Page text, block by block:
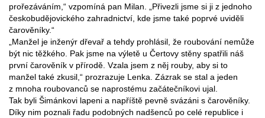
prořezáváním,“ vzpomíná pan Milan. „Přivezli jsme si ji z jednoho
českobudějovického zahradnictví, kde jsme také poprvé uviděli
čarověníky.“
„Manžel je inženýr dřevař a tehdy prohlásil, že roubování nemůže
být nic těžkého. Pak jsme na výletě u Čertovy stěny spatřili náš
první čarověník v přírodě. Vzala jsem z něj rouby, aby si to
manžel také zkusil,“ prozrazuje Lenka. Zázrak se stal a jeden
z mnoha roubovanců se naprostému začátečníkovi ujal.
Tak byli Šimánkovi lapeni a napříště pevně svázáni s čarověníky.
Díky nim poznali řadu podobných nadšenců po celé republice i